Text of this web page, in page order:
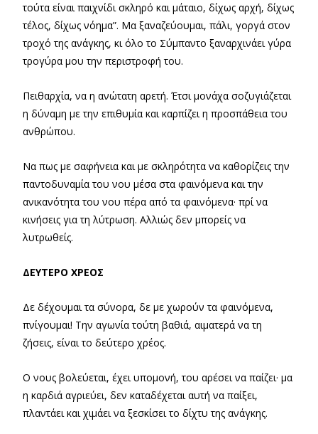
τούτα είναι παιχνίδι σκληρό και μάταιο, δίχως αρχή, δίχως
τέλος, δίχως νόημα”. Μα ξαναζεύουμαι, πάλι, γοργά στον
τροχό της ανάγκης, κι όλο το Σύμπαντο ξαναρχινάει γύρα
τρογύρα μου την περιστροφή του.
Πειθαρχία, να η ανώτατη αρετή. Έτσι μονάχα σοζυγιάζεται
η δύναμη με την επιθυμία και καρπίζει η προσπάθεια του
ανθρώπου.
Να πως με σαφήνεια και με σκληρότητα να καθορίζεις την
παντοδυναμία του νου μέσα στα φαινόμενα και την
ανικανότητα του νου πέρα από τα φαινόμενα· πρί να
κινήσεις για τη λύτρωση. Αλλιώς δεν μπορείς να
λυτρωθείς.
ΔΕΥΤΕΡΟ ΧΡΕΟΣ
Δε δέχουμαι τα σύνορα, δε με χωρούν τα φαινόμενα,
πνίγουμαι! Την αγωνία τούτη βαθιά, αιματερά να τη
ζήσεις, είναι το δεύτερο χρέος.
Ο νους βολεύεται, έχει υπομονή, του αρέσει να παίζει· μα
η καρδιά αγριεύει, δεν καταδέχεται αυτή να παίξει,
πλαντάει και χιμάει να ξεσκίσει το δίχτυ της ανάγκης.